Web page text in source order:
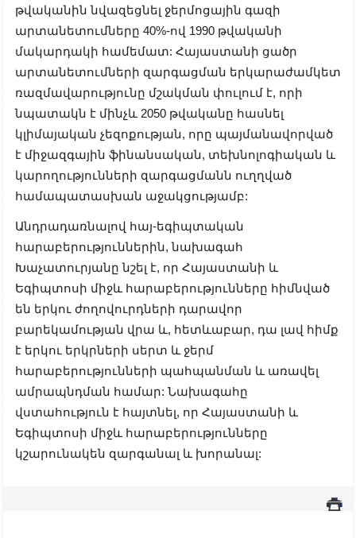
թվականին նվազեցնել ջերմոցային գազի
արտանետումները 40%-ով 1990 թվականի
մակարդակի համեմատ: Հայաստանի ցածր
արտանետումների զարգացման երկարաժամկետ
ռազմավարությունը մշակման փուլում է, որի
նպատակն է մինչև 2050 թվականը հասնել
կլիմայական չեզոքության, որը պայմանավորված
է միջազգային ֆինանսական, տեխնոլոգիական և
կարողությունների զարգացմանն ուղղված
համապատասխան աջակցությամբ:
Անդրադառնալով հայ-եգիպտական
հարաբերություններին, նախագահ
Խաչատուրյանը նշել է, որ Հայաստանի և
Եգիպտոսի միջև հարաբերությունները հիմնված
են երկու ժողովուրդների դարավոր
բարեկամության վրա և, հետևաբար, դա լավ հիմք
է երկու երկրների սերտ և ջերմ
հարաբերությունների պահպանման և առավել
ամրապնդման համար: Նախագահը
վստահություն է հայտնել, որ Հայաստանի և
Եգիպտոսի միջև հարաբերությունները
կշարունակեն զարգանալ և խորանալ: